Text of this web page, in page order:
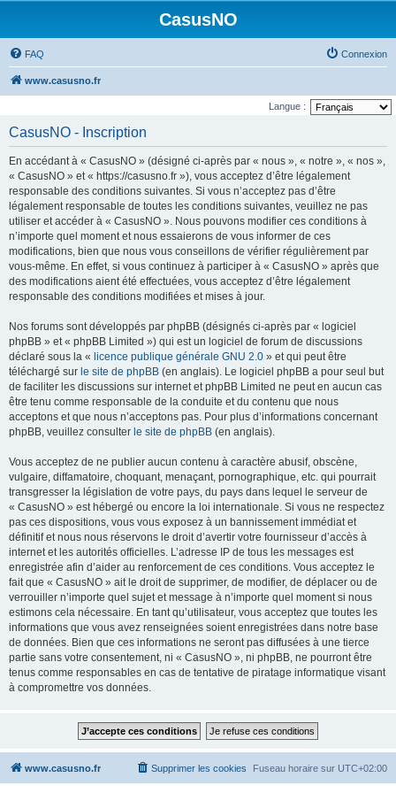
CasusNO
FAQ Connexion
www.casusno.fr
Langue :
CasusNO - Inscription
En accédant à « CasusNO » (désigné ci-après par « nous », « notre », « nos »,
« CasusNO » et « https://casusno.fr »), vous acceptez d’être légalement
responsable des conditions suivantes. Si vous n’acceptez pas d’être
légalement responsable de toutes les conditions suivantes, veuillez ne pas
utiliser et accéder à « CasusNO ». Nous pouvons modifier ces conditions à
n’importe quel moment et nous essaierons de vous informer de ces
modifications, bien que nous vous conseillons de vérifier régulièrement par
vous-même. En effet, si vous continuez à participer à « CasusNO » après que
des modifications aient été effectuées, vous acceptez d’être légalement
responsable des conditions modifiées et mises à jour.
Nos forums sont développés par phpBB (désignés ci-après par « logiciel
phpBB » et « phpBB Limited ») qui est un logiciel de forum de discussions
déclaré sous la « licence publique générale GNU 2.0 » et qui peut être
téléchargé sur le site de phpBB (en anglais). Le logiciel phpBB a pour seul but
de faciliter les discussions sur internet et phpBB Limited ne peut en aucun cas
être tenu comme responsable de la conduite et du contenu que nous
acceptons et que nous n’acceptons pas. Pour plus d’informations concernant
phpBB, veuillez consulter le site de phpBB (en anglais).
Vous acceptez de ne publier aucun contenu à caractère abusif, obscène,
vulgaire, diffamatoire, choquant, menaçant, pornographique, etc. qui pourrait
transgresser la législation de votre pays, du pays dans lequel le serveur de
« CasusNO » est hébergé ou encore la loi internationale. Si vous ne respectez
pas ces dispositions, vous vous exposez à un bannissement immédiat et
définitif et nous nous réservons le droit d’avertir votre fournisseur d’accès à
internet et les autorités officielles. L’adresse IP de tous les messages est
enregistrée afin d’aider au renforcement de ces conditions. Vous acceptez le
fait que « CasusNO » ait le droit de supprimer, de modifier, de déplacer ou de
verrouiller n’importe quel sujet et message à n’importe quel moment si nous
estimons cela nécessaire. En tant qu’utilisateur, vous acceptez que toutes les
informations que vous avez renseignées soient enregistrées dans notre base
de données. Bien que ces informations ne seront pas diffusées à une tierce
partie sans votre consentement, ni « CasusNO », ni phpBB, ne pourront être
tenus comme responsables en cas de tentative de piratage informatique visant
à compromettre vos données.
www.casusno.fr Fuseau horaire sur UTC+02:00
Supprimer les cookies